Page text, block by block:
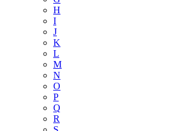
H
I
J
K
L
M
N
O
P
Q
R